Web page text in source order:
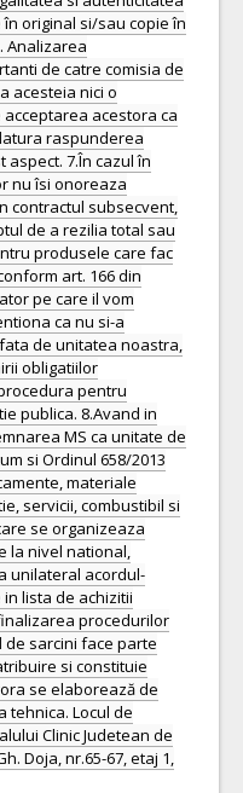
original si/sau copie în
Analizarea
de catre comisia de
acesteia nici o
acestora ca
raspunderea
7.În cazul în
nu îsi onoreaza
contractul subsecvent,
de a rezilia total sau
produsele care fac
art. 166 din
pe care il vom
ca nu si-a
de unitatea noastra,
obligatiilor
pentru
publica. 8.Avand in
MS ca unitate de
si Ordinul 658/2013
materiale
servicii, combustibil si
se organizeaza
la nivel national,
unilateral acordul-
lista de achizitii
procedurilor
de sarcini face parte
si constituie
se elaborează de
Locul de
Clinic Judetean de
Doja, nr.65-67, etaj 1,